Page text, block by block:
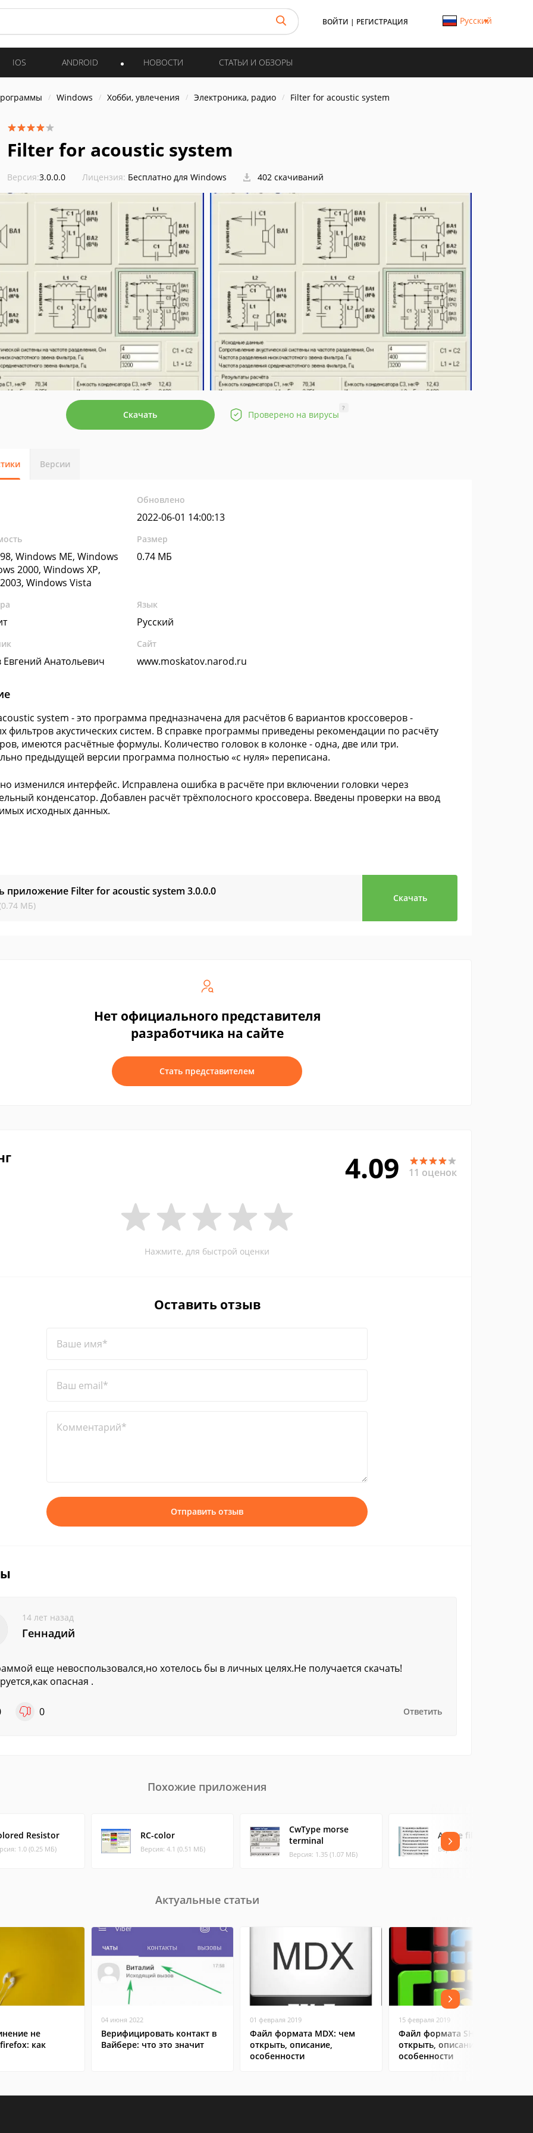
ВОЙТИ | РЕГИСТРАЦИЯ Русский
IOS ANDROID НОВОСТИ СТАТЬИ И ОБЗОРЫ
Windows Хобби, увлечения Электроника, радио Filter for acoustic system
Filter for acoustic system
Версия:3.0.0.0 Лицензия: Бесплатно для Windows 402 скачиваний
Скачать Проверено на вирусы
?
Версии
Обновлено
2022-06-01 14:00:13
Windows ME, Windows
2000, Windows XP,
Windows Vista
Размер
0.74 МБ
Язык
Русский
Анатольевич
Сайт
www.moskatov.narod.ru
system - это программа предназначена для расчётов 6 вариантов кроссоверов -
фильтров акустических систем. В справке программы приведены рекомендации по расчёту
имеются расчётные формулы. Количество головок в колонке - одна, две или три.
предыдущей версии программа полностью «с нуля» переписана.
изменился интерфейс. Исправлена ошибка в расчёте при включении головки через
конденсатор. Добавлен расчёт трёхполосного кроссовера. Введены проверки на ввод
исходных данных.
приложение Filter for acoustic system 3.0.0.0
МБ)
Скачать
Нет официального представителя
разработчика на сайте
Стать представителем
4.09 11 оценок
Нажмите, для быстрой оценки
Оставить отзыв
Ваше имя*
Ваш email*
Комментарий*
Отправить отзыв
14 лет назад
Геннадий
еще невоспользовался,но хотелось бы в личных целях.Не получается скачать!
опасная .
0 Ответить
Похожие приложения
Resistor
1.0 (0.25 МБ)
RC-color
Версия: 4.1 (0.51 МБ)
CwType morse
terminal
Версия: 1.35 (1.07 МБ)
Active filter
Версия: 4.0.0 (0.75 МБ)
Актуальные статьи
не
как
04 июня 2022
Верифицировать контакт в
Вайбере: что это значит
01 февраля 2019
Файл формата MDX: чем
открыть, описание,
особенности
15 февраля 2019
Файл формата SHS: чем
открыть, описание,
особенности